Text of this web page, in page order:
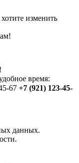
изменить
время:
67 +7 (921) 123-45-
данных.